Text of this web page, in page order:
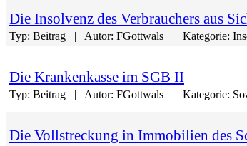
Die Insolvenz des Verbrauchers aus
Typ: Beitrag Autor: FGottwals Kategorie:
Die Krankenkasse im SGB II
Typ: Beitrag Autor: FGottwals Kategorie:
Die Vollstreckung in Immobilien des